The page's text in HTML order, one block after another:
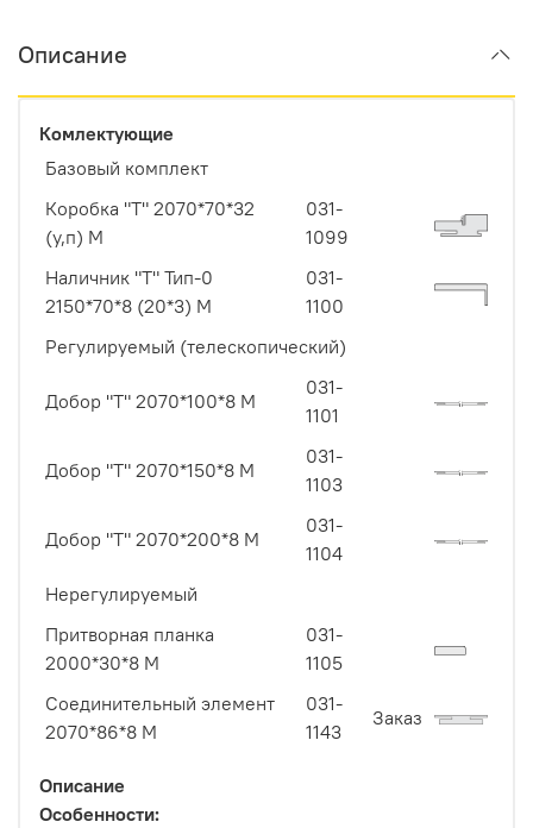
Описание
Комлектующие
Базовый комплект
Коробка "Т" 2070*70*32
(у,п) М
031-
1099
Наличник "Т" Тип-0
2150*70*8 (20*3) М
031-
1100
Регулируемый (телескопический)
Добор "Т" 2070*100*8 M
031-
1101
Добор "Т" 2070*150*8 М
031-
1103
Добор "Т" 2070*200*8 М
031-
1104
Нерегулируемый
Притворная планка
2000*30*8 М
031-
1105
Соединительный элемент
2070*86*8 M
031-
1143
Заказ
Описание
Особенности: